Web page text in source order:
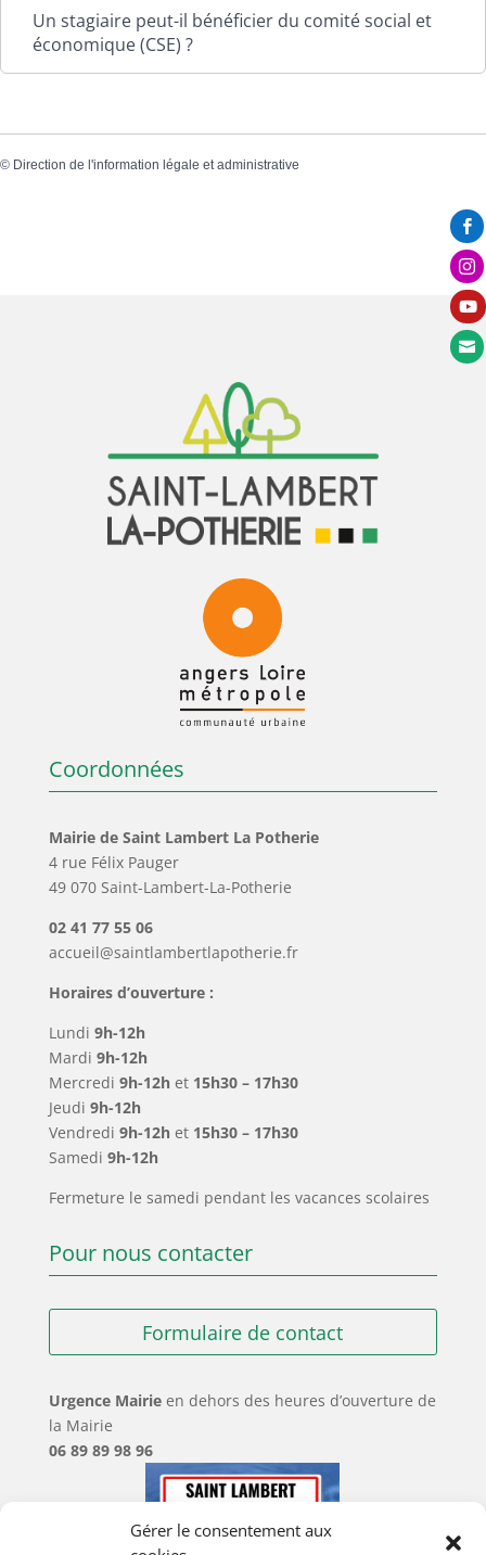
Gérer le consentement aux




Un stagiaire peut-il bénéficier du comité social et
économique (CSE) ?
© Direction de l'information légale et administrative
Coordonnées
Mairie de Saint Lambert La Potherie
4 rue Félix Pauger
49 070 Saint-Lambert-La-Potherie
02 41 77 55 06
accueil@saintlambertlapotherie.fr
Horaires d’ouverture :
Lundi 9h-12h
Mardi 9h-12h
Mercredi 9h-12h et 15h30 – 17h30
Jeudi 9h-12h
Vendredi 9h-12h et 15h30 – 17h30
Samedi 9h-12h
Fermeture le samedi pendant les vacances scolaires
Pour nous contacter
Formulaire de contact
Urgence Mairie en dehors des heures d’ouverture de
la Mairie
06 89 89 98 96